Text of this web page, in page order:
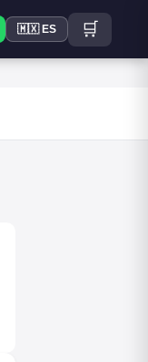
🇲🇽 ES 🛒